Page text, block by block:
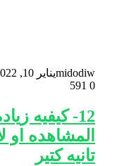
midodiwيناير 10, 2022
0
12- كيفيه
المشاهده او
تانيه كتير